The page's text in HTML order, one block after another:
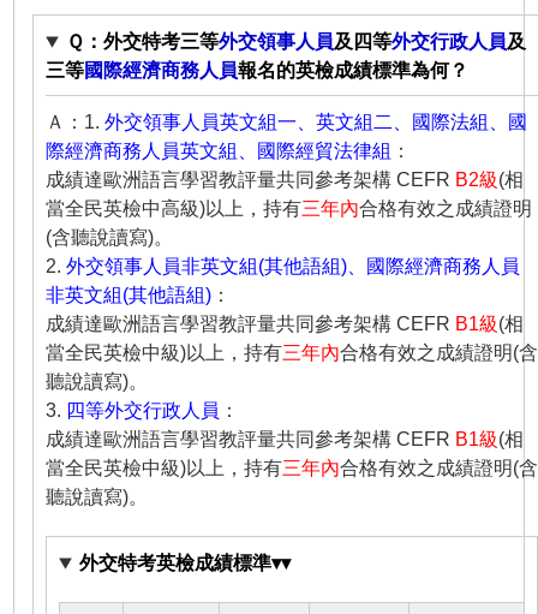
Ｑ：外交特考三等外交領事人員及四等外交行政人員及
三等國際經濟商務人員報名的英檢成績標準為何？
Ａ：1.外交領事人員英文組一、英文組二、國際法組、國
際經濟商務人員英文組、國際經貿法律組 ：
成績達歐洲語言學習教評量共同參考架構 CEFR B2級(相
當全民英檢中高級)以上，持有三年內合格有效之成績證明
(含聽說讀寫)。
2.外交領事人員非英文組(其他語組)、國際經濟商務人員
非英文組(其他語組) ：
成績達歐洲語言學習教評量共同參考架構 CEFR B1級(相
當全民英檢中級)以上，持有三年內合格有效之成績證明(含
聽說讀寫)。
3. 四等外交行政人員 ：
成績達歐洲語言學習教評量共同參考架構 CEFR B1級(相
當全民英檢中級)以上，持有三年內合格有效之成績證明(含
聽說讀寫)。
外交特考英檢成績標準▾▾